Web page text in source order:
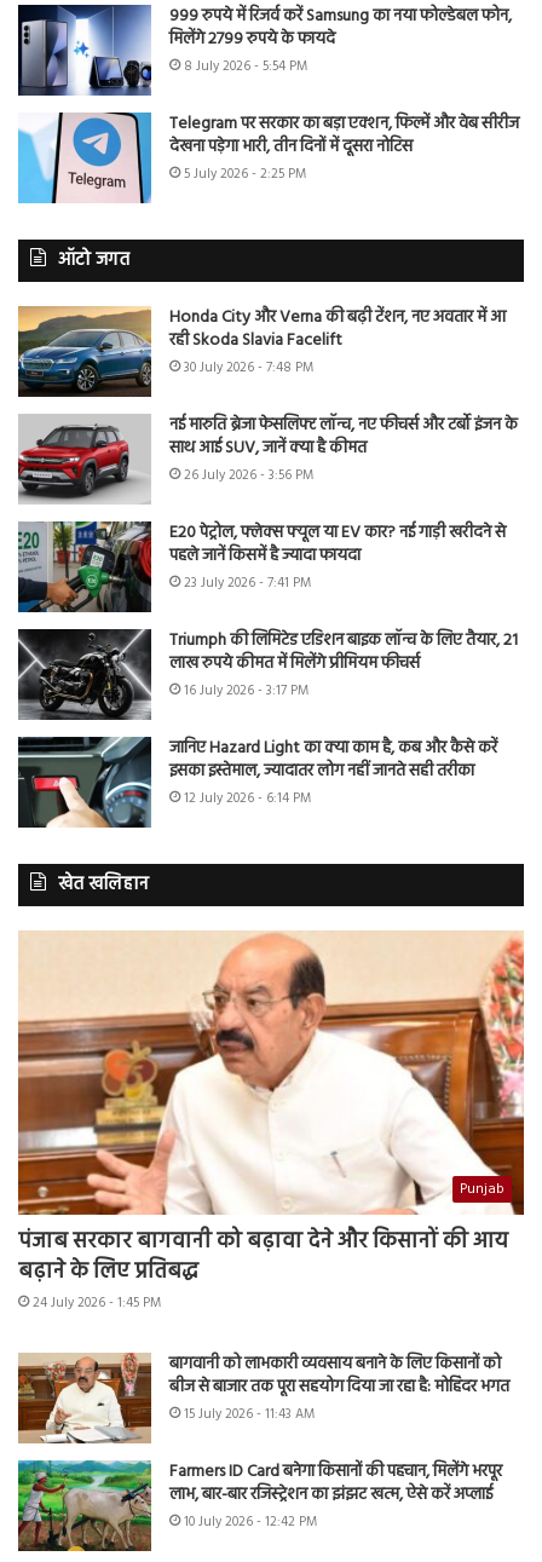
999 रुपये में रिजर्व करें Samsung का नया फोल्डेबल फोन,
मिलेंगे 2799 रुपये के फायदे
8 July 2026 - 5:54 PM
Telegram पर सरकार का बड़ा एक्शन, फिल्में और वेब सीरीज
देखना पड़ेगा भारी, तीन दिनों में दूसरा नोटिस
5 July 2026 - 2:25 PM
ऑटो जगत
Honda City और Verna की बढ़ी टेंशन, नए अवतार में आ
रही Skoda Slavia Facelift
30 July 2026 - 7:48 PM
नई मारुति ब्रेजा फेसलिफ्ट लॉन्च, नए फीचर्स और टर्बो इंजन के
साथ आई SUV, जानें क्या है कीमत
26 July 2026 - 3:56 PM
E20 पेट्रोल, फ्लेक्स फ्यूल या EV कार? नई गाड़ी खरीदने से
पहले जानें किसमें है ज्यादा फायदा
23 July 2026 - 7:41 PM
Triumph की लिमिटेड एडिशन बाइक लॉन्च के लिए तैयार, 21
लाख रुपये कीमत में मिलेंगे प्रीमियम फीचर्स
16 July 2026 - 3:17 PM
जानिए Hazard Light का क्या काम है, कब और कैसे करें
इसका इस्तेमाल, ज्यादातर लोग नहीं जानते सही तरीका
12 July 2026 - 6:14 PM
खेत खलिहान
Punjab
पंजाब सरकार बागवानी को बढ़ावा देने और किसानों की आय
बढ़ाने के लिए प्रतिबद्ध
24 July 2026 - 1:45 PM
बागवानी को लाभकारी व्यवसाय बनाने के लिए किसानों को
बीज से बाजार तक पूरा सहयोग दिया जा रहा है: मोहिंदर भगत
15 July 2026 - 11:43 AM
Farmers ID Card बनेगा किसानों की पहचान, मिलेंगे भरपूर
लाभ, बार-बार रजिस्ट्रेशन का झंझट खत्म, ऐसे करें अप्लाई
10 July 2026 - 12:42 PM